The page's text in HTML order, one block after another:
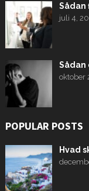
juli 4,
oktober
POPULAR POSTS
Hvad